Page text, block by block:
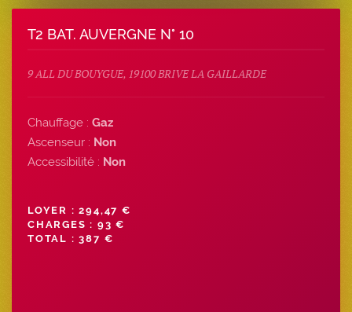
T2 BAT. AUVERGNE N° 10
9 ALL DU BOUYGUE, 19100 BRIVE LA GAILLARDE
Chauffage : Gaz
Ascenseur : Non
Accessibilité : Non
LOYER : 294,47 €
CHARGES : 93 €
TOTAL : 387 €